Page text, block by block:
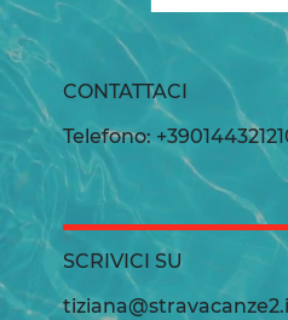
CONTATTACI
Telefono:
SCRIVICI SU